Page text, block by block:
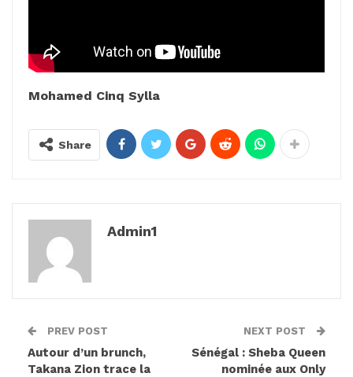
Mohamed Cinq Sylla
Share
Admin1
PREV POST
Autour d’un brunch,
Takana Zion trace la
NEXT POST
Sénégal : Sheba Queen
nominée aux Only